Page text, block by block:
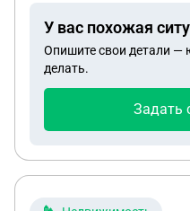
отказ не пишет,только
У вас похожая
Опишите свои детали —
делать.
Задать